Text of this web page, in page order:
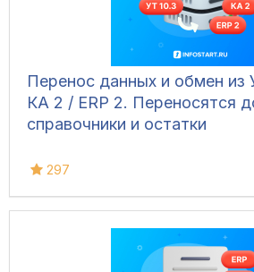
Перенос данных и обмен из
КА 2 / ERP 2. Переносятся
справочники и остатки
297